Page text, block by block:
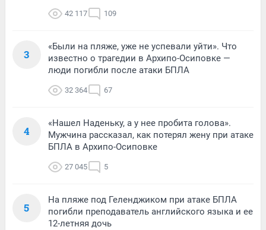
42 117 109
3
«Были на пляже, уже не успевали уйти». Что
известно о трагедии в Архипо-Осиповке —
люди погибли после атаки БПЛА
32 364 67
4
«Нашел Наденьку, а у нее пробита голова».
Мужчина рассказал, как потерял жену при атаке
БПЛА в Архипо-Осиповке
27 045 5
5
На пляже под Геленджиком при атаке БПЛА
погибли преподаватель английского языка и ее
12-летняя дочь